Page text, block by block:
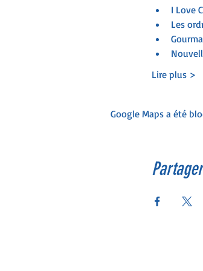
I Love
Les
Lire plus >
Google Maps a été